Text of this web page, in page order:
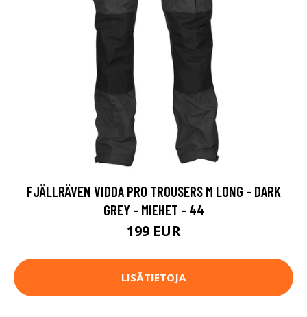
FJÄLLRÄVEN VIDDA PRO TROUSERS M LONG - DARK
GREY - MIEHET - 44
199 EUR
LISÄTIETOJA